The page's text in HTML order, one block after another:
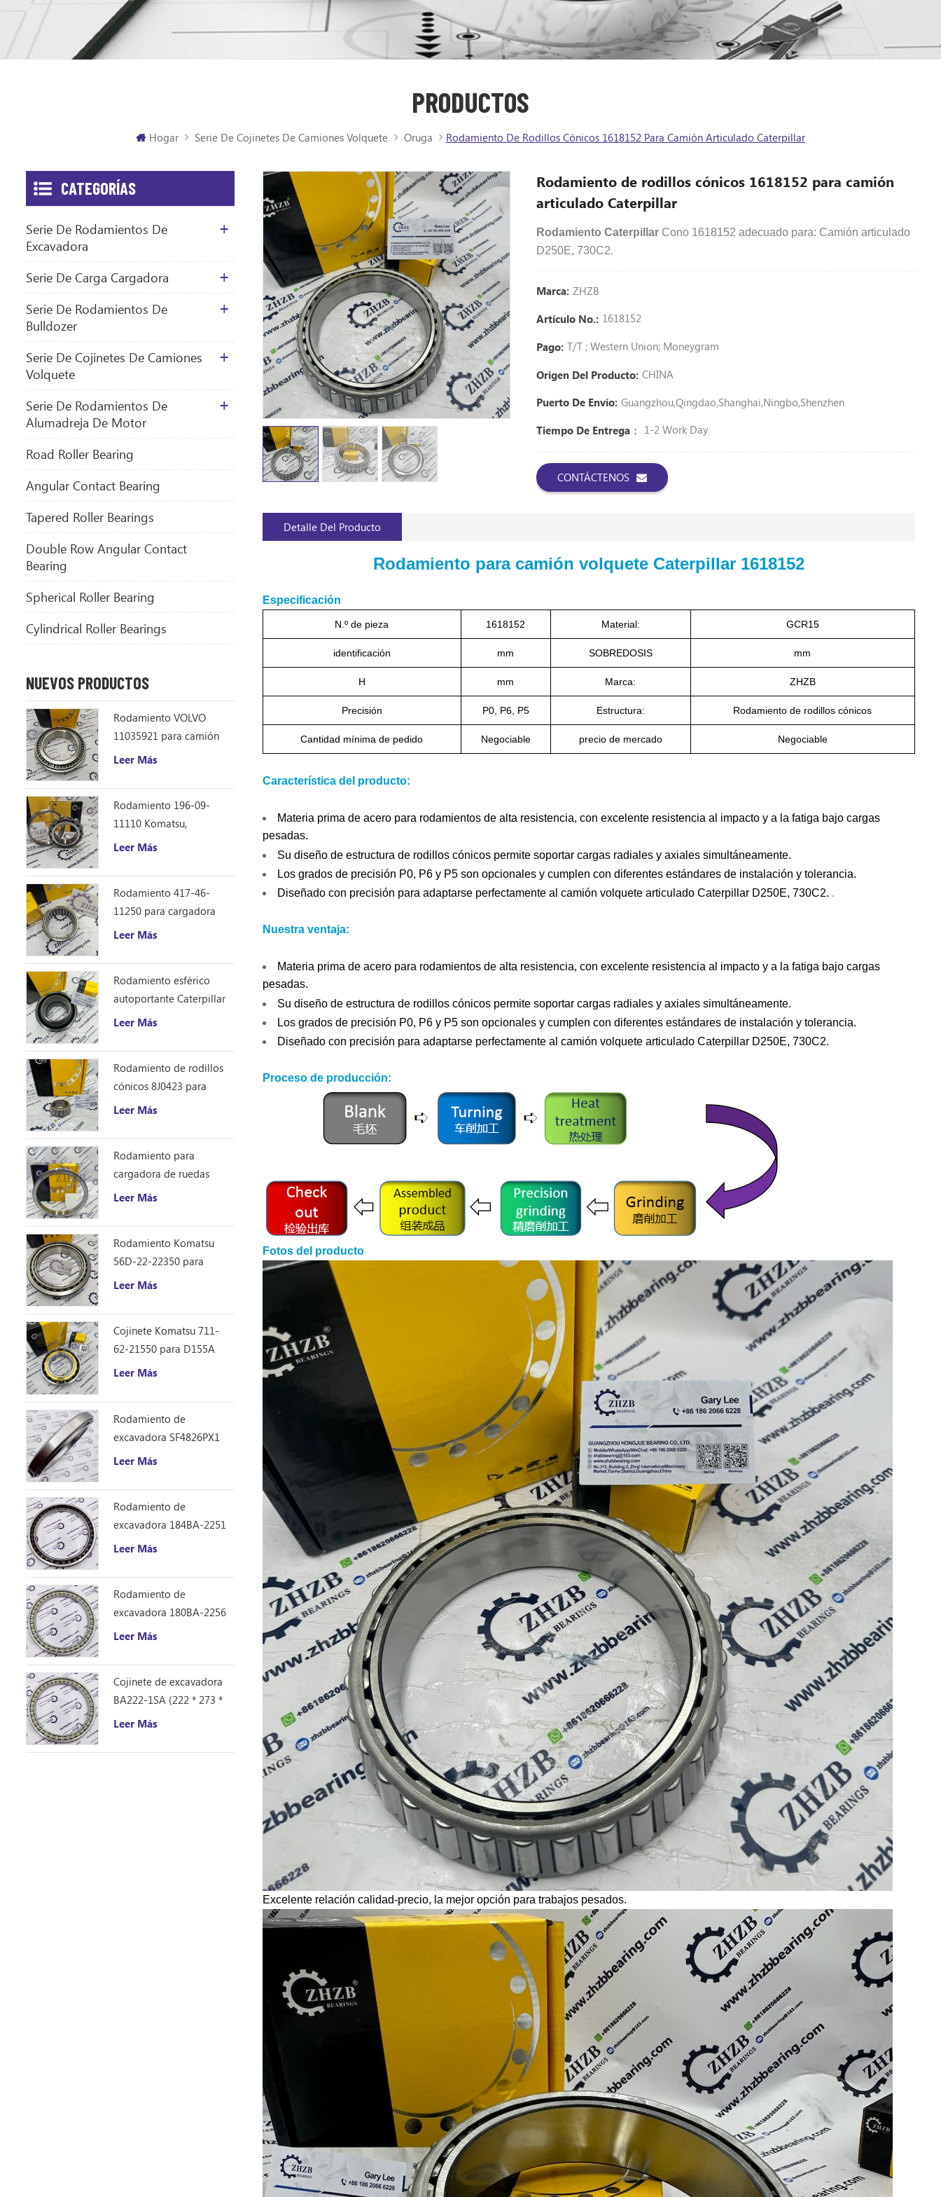
PRODUCTOS
Hogar Serie De Cojinetes De Camiones Volquete Oruga Rodamiento De Rodillos Cónicos 1618152 Para Camión Articulado Caterpillar
Rodamiento de rodillos cónicos 1618152 para camión
articulado Caterpillar
Rodamiento Caterpillar Cono 1618152 adecuado para: Camión articulado
D250E, 730C2.
Marca: ZHZB
Artículo No.: 1618152
Pago: T/T ; Western Union; Moneygram
Origen Del Producto: CHINA
Puerto De Envío: Guangzhou,Qingdao,Shanghai,Ningbo,Shenzhen
Tiempo De Entrega： 1-2 Work Day
CONTÁCTENOS
Detalle Del Producto
Rodamiento para camión volquete Caterpillar 1618152
Especificación
N.º de pieza 1618152 Material: GCR15
identificación mm SOBREDOSIS mm
H mm Marca: ZHZB
Precisión P0, P6, P5 Estructura: Rodamiento de rodillos cónicos
Cantidad mínima de pedido Negociable precio de mercado Negociable
Característica del producto:
Materia prima de acero para rodamientos de alta resistencia, con excelente resistencia al impacto y a la fatiga bajo cargas
pesadas.
Su diseño de estructura de rodillos cónicos permite soportar cargas radiales y axiales simultáneamente.
Los grados de precisión P0, P6 y P5 son opcionales y cumplen con diferentes estándares de instalación y tolerancia.
Diseñado con precisión para adaptarse perfectamente al camión volquete articulado Caterpillar D250E, 730C2. .
Nuestra ventaja:
Materia prima de acero para rodamientos de alta resistencia, con excelente resistencia al impacto y a la fatiga bajo cargas
pesadas.
Su diseño de estructura de rodillos cónicos permite soportar cargas radiales y axiales simultáneamente.
Los grados de precisión P0, P6 y P5 son opcionales y cumplen con diferentes estándares de instalación y tolerancia.
Diseñado con precisión para adaptarse perfectamente al camión volquete articulado Caterpillar D250E, 730C2.
Proceso de producción:
Fotos del producto
Excelente relación calidad-precio, la mejor opción para trabajos pesados.
CATEGORÍAS
Serie De Rodamientos De
Excavadora
Serie De Carga Cargadora
Serie De Rodamientos De
Bulldozer
Serie De Cojinetes De Camiones
Volquete
Serie De Rodamientos De
Alumadreja De Motor
​Road Roller Bearing
Angular Contact Bearing
Tapered Roller Bearings
Double Row Angular Contact
Bearing
Spherical Roller Bearing
Cylindrical Roller Bearings
NUEVOS PRODUCTOS
Rodamiento VOLVO
11035921 para camión
volquete articulado
Leer Más
Rodamiento 196-09-
11110 Komatsu,
repuestos para
Leer Más
Rodamiento 417-46-
11250 para cargadora
Komatsu WA150-6
Leer Más
Rodamiento esférico
autoportante Caterpillar
1401185
Leer Más
Rodamiento de rodillos
cónicos 8J0423 para
excavadora Caterpillar
Leer Más
Rodamiento para
cargadora de ruedas
Caterpillar 8S9076
Leer Más
Rodamiento Komatsu
56D-22-22350 para
camión volquete HM250
Leer Más
Cojinete Komatsu 711-
62-21550 para D155A
Leer Más
Rodamiento de
excavadora SF4826PX1
(240 * 310 * 33)
Leer Más
Rodamiento de
excavadora 184BA-2251
(184 * 226 * 21.5)
Leer Más
Rodamiento de
excavadora 180BA-2256
(180 * 225 * 21,5)
Leer Más
Cojinete de excavadora
BA222-1SA (222 * 273 *
26)
Leer Más